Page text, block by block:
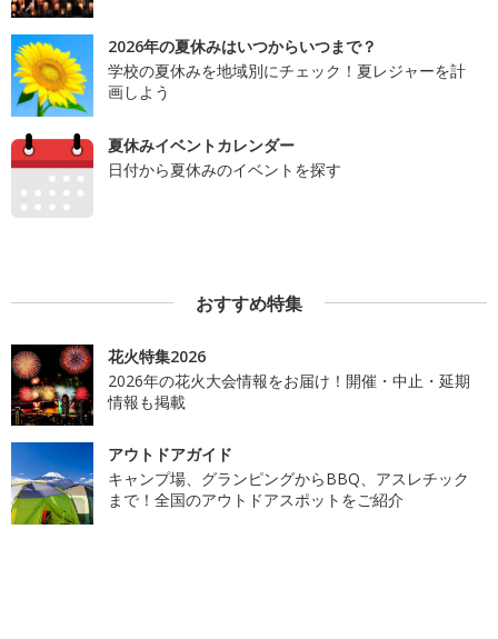
2026年の夏休みはいつからいつまで？
学校の夏休みを地域別にチェック！夏レジャーを計
画しよう
夏休みイベントカレンダー
日付から夏休みのイベントを探す
おすすめ特集
花火特集2026
2026年の花火大会情報をお届け！開催・中止・延期
情報も掲載
アウトドアガイド
キャンプ場、グランピングからBBQ、アスレチック
まで！全国のアウトドアスポットをご紹介